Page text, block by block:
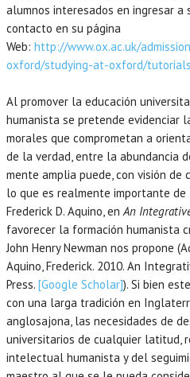
alumnos interesados en ingresar a
contacto en su página
Web: http://www.ox.ac.uk/
oxford/studying-at-oxford/tutorials
Al promover la educación
humanista se pretende evidenciar
morales que comprometan a
de la verdad, entre la abundancia
mente amplia puede, con visión
lo que es realmente importante
Frederick D. Aquino, enAn
favorecer la formación humanista
John Henry Newman nos propone
Aquino,Frederick. 2010. An
Press. [Google Scholar]). Si bien
con una larga tradición en
anglosajona, las necesidades de
universitarios de cualquier latitud,
intelectual humanista y del